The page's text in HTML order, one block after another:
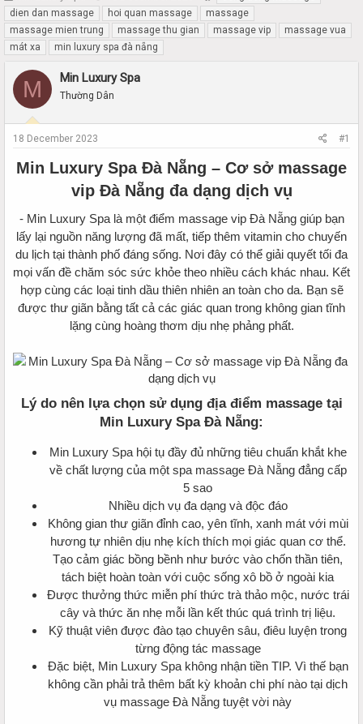
h
r
e
a
s
t
r
t
t
a
r
t
a
t
dien dan massage
hoi quan massage
massage
massage mien trung
massage thu gian massage vip
massage vua
mát xa
min luxury spa đà nẵng
M Min Luxury Spa
Thường Dân
18 December 2023 #1
Min Luxury Spa Đà Nẵng – Cơ sở massage
vip Đà Nẵng đa dạng dịch vụ
- Min Luxury Spa là một điểm massage vip Đà Nẵng giúp bạn
lấy lại nguồn năng lượng đã mất, tiếp thêm vitamin cho chuyến
du lịch tại thành phố đáng sống. Nơi đây có thể giải quyết tối đa
mọi vấn đề chăm sóc sức khỏe theo nhiều cách khác nhau. Kết
hợp cùng các loại tinh dầu thiên nhiên an toàn cho da. Bạn sẽ
được thư giãn bằng tất cả các giác quan trong không gian tĩnh
lặng cùng hoàng thơm dịu nhẹ phảng phất.
Lý do nên lựa chọn sử dụng địa điểm massage tại
Min Luxury Spa Đà Nẵng:
Min Luxury Spa hội tụ đầy đủ những tiêu chuẩn khắt khe
về chất lượng của một spa massage Đà Nẵng đẳng cấp
5 sao
Nhiều dịch vụ đa dạng và độc đáo
Không gian thư giãn đỉnh cao, yên tĩnh, xanh mát với mùi
hương tự nhiên dịu nhẹ kích thích mọi giác quan cơ thể.
Tạo cảm giác bồng bềnh như bước vào chốn thần tiên,
tách biệt hoàn toàn với cuộc sống xô bồ ở ngoài kia
Được thưởng thức miễn phí thức trà thảo mộc, nước trái
cây và thức ăn nhẹ mỗi lần kết thúc quá trình trị liệu.
Kỹ thuật viên được đào tạo chuyên sâu, điêu luyện trong
từng động tác massage
Đặc biệt, Min Luxury Spa không nhận tiền TIP. Vì thế bạn
không cần phải trả thêm bất kỳ khoản chi phí nào tại dịch
vụ massage Đà Nẵng tuyệt vời này